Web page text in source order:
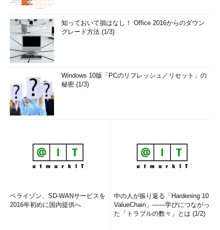
知っておいて損はなし！ Office 2016からのダウン
グレード方法 (1/3)
Windows 10版「PCのリフレッシュ／リセット」の
秘密 (1/3)
ベライゾン、SD-WANサービスを
2016年初めに国内提供へ
中の人が振り返る「Hardening 10
ValueChain」――学びにつながっ
た「トラブルの数々」とは (1/2)